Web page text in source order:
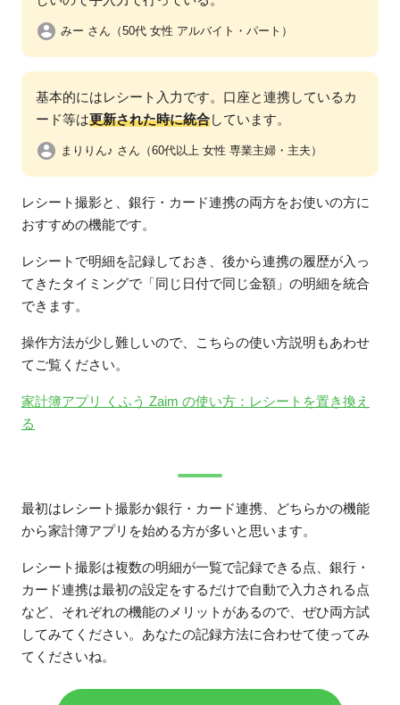
みー さん（50代 女性 アルバイト・パート）
基本的にはレシート入力です。口座と連携しているカ
ード等は更新された時に統合しています。
まりりん♪ さん（60代以上 女性 専業主婦・主夫）
レシート撮影と、銀行・カード連携の両方をお使いの方に
おすすめの機能です。
レシートで明細を記録しておき、後から連携の履歴が入っ
てきたタイミングで「同じ日付で同じ金額」の明細を統合
できます。
操作方法が少し難しいので、こちらの使い方説明もあわせ
てご覧ください。
家計簿アプリ くふう Zaim の使い方：レシートを置き換え
る
最初はレシート撮影か銀行・カード連携、どちらかの機能
から家計簿アプリを始める方が多いと思います。
レシート撮影は複数の明細が一覧で記録できる点、銀行・
カード連携は最初の設定をするだけで自動で入力される点
など、それぞれの機能のメリットがあるので、ぜひ両方試
してみてください。あなたの記録方法に合わせて使ってみ
てくださいね。